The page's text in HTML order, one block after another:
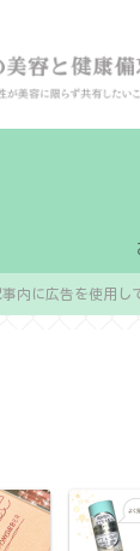
内に広告を使用し